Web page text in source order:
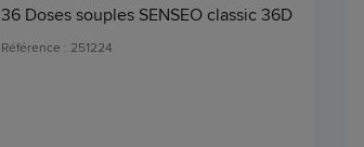
36 Doses souples SENSEO classic 36D
Référence : 251224